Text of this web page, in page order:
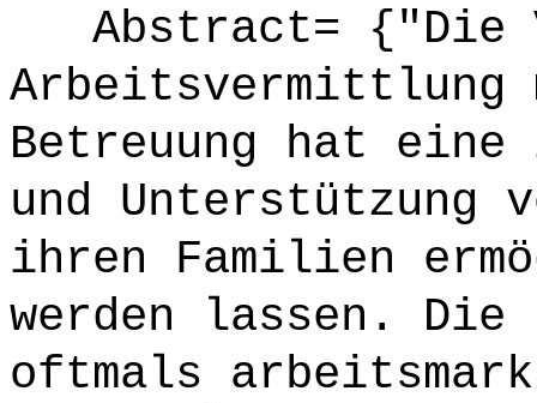
Abstract= {"Die
Betreuung hat
und Unterstützung
ihren Familien
werden lassen.
oftmals